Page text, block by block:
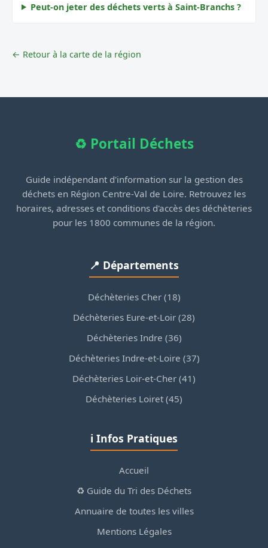
Peut-on jeter des déchets verts à Saint-Branchs ?
← Retour à la carte de la région
♻️ Portail Déchets
Guide indépendant d'information sur la gestion des
déchets en Région Centre-Val de Loire. Retrouvez les
horaires, adresses et conditions d'accès des déchèteries
pour les 1800 communes de la région.
📍 Départements
Déchèteries Cher (18)
Déchèteries Eure-et-Loir (28)
Déchèteries Indre (36)
Déchèteries Indre-et-Loire (37)
Déchèteries Loir-et-Cher (41)
Déchèteries Loiret (45)
ℹ️ Infos Pratiques
Accueil
♻️ Guide du Tri des Déchets
Annuaire de toutes les villes
Mentions Légales